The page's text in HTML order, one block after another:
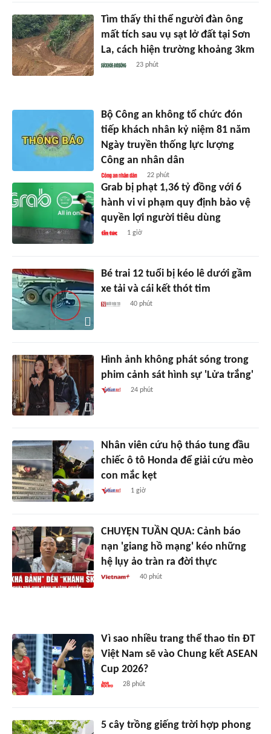
Tìm thấy thi thể người đàn ông
mất tích sau vụ sạt lở đất tại Sơn
La, cách hiện trường khoảng 3km
23 phút
Bộ Công an không tổ chức đón
tiếp khách nhân kỷ niệm 81 năm
Ngày truyền thống lực lượng
Công an nhân dân
22 phút
Grab bị phạt 1,36 tỷ đồng với 6
hành vi vi phạm quy định bảo vệ
quyền lợi người tiêu dùng
1 giờ
Bé trai 12 tuổi bị kéo lê dưới gầm
xe tải và cái kết thót tim
40 phút
Hình ảnh không phát sóng trong
phim cảnh sát hình sự 'Lửa trắng'
24 phút
Nhân viên cứu hộ tháo tung đầu
chiếc ô tô Honda để giải cứu mèo
con mắc kẹt
1 giờ
CHUYỆN TUẦN QUA: Cảnh báo
nạn 'giang hồ mạng' kéo những
hệ lụy ảo tràn ra đời thực
40 phút
Vì sao nhiều trang thể thao tin ĐT
Việt Nam sẽ vào Chung kết ASEAN
Cup 2026?
28 phút
5 cây trồng giếng trời hợp phong